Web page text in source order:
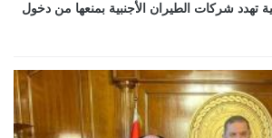
تهدد شركات الطيران الأجنبية بمنعها من دخول